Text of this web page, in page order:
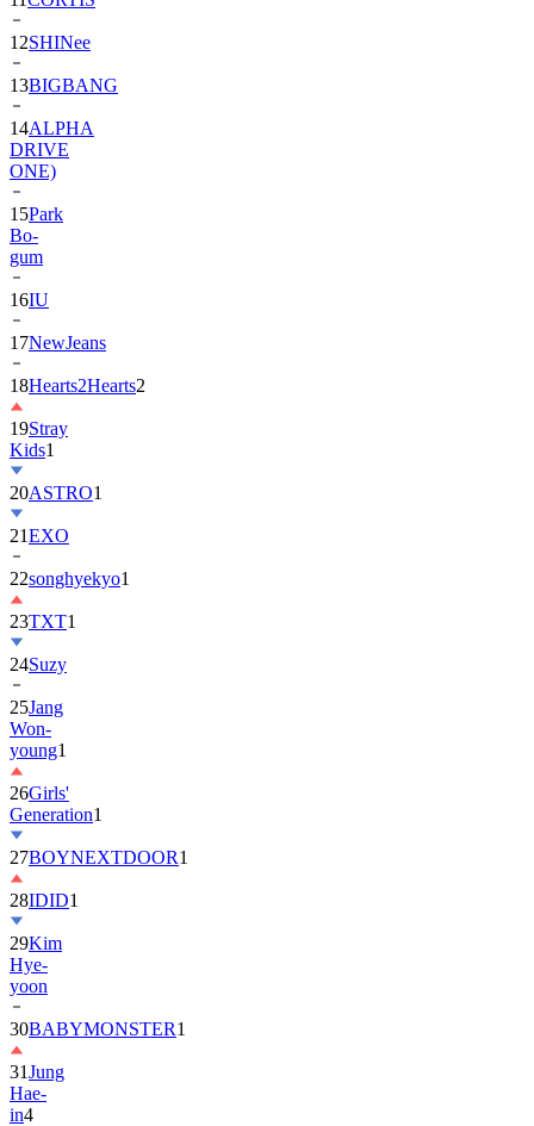
12SHINee
13BIGBANG
14ALPHA
DRIVE
ONE)
15Park
Bo-
gum
16IU
17NewJeans
18Hearts2Hearts2
19Stray
Kids1
20ASTRO1
21EXO
22songhyekyo1
23TXT1
24Suzy
25Jang
Won-
young1
26Girls'
Generation1
27BOYNEXTDOOR1
28IDID1
29Kim
Hye-
yoon
30BABYMONSTER1
31Jung
Hae-
in4